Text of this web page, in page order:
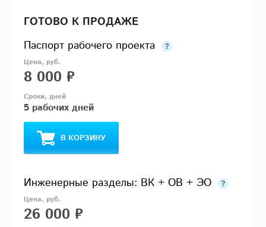
ГОТОВО К ПРОДАЖЕ
Паспорт рабочего проекта
8 000 ₽
5 рабочих дней
В КОРЗИНУ
Инженерные разделы: ВК + ОВ + ЭО
26 000 ₽